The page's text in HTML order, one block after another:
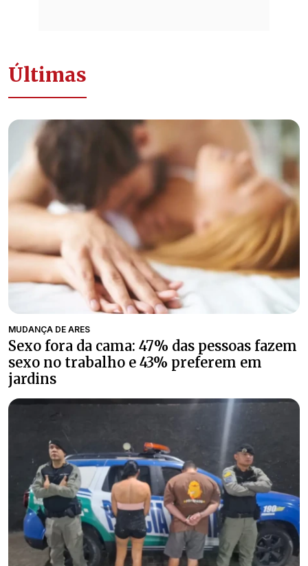
Últimas
MUDANÇA DE ARES
Sexo fora da cama: 47% das pessoas fazem
sexo no trabalho e 43% preferem em
jardins